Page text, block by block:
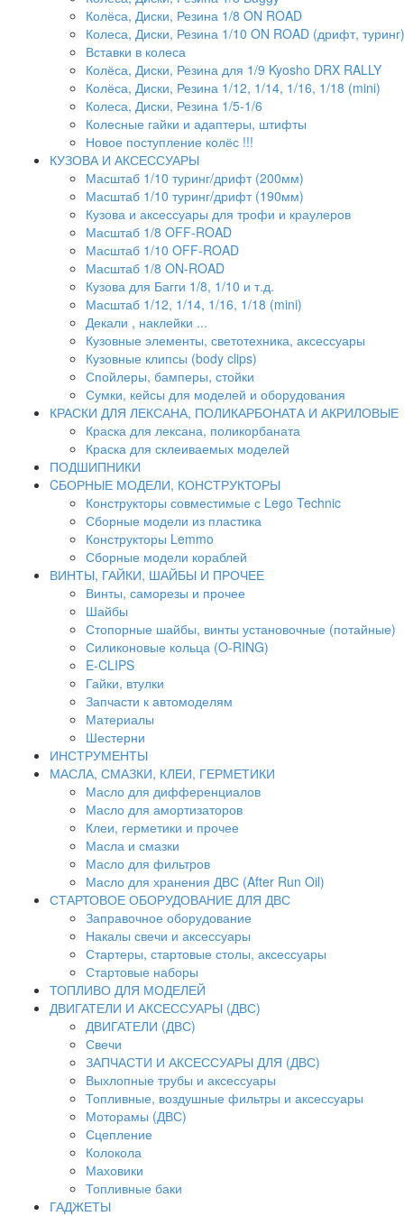
Колёса, Диски, Резина 1/8 ON ROAD
Колеса, Диски, Резина 1/10 ON ROAD (дрифт, туринг)
Вставки в колеса
Колёса, Диски, Резина для 1/9 Kyosho DRX RALLY
Колёса, Диски, Резина 1/12, 1/14, 1/16, 1/18 (mini)
Колеса, Диски, Резина 1/5-1/6
Колесные гайки и адаптеры, штифты
Новое поступление колёс !!!
КУЗОВА И АКСЕССУАРЫ
Масштаб 1/10 туринг/дрифт (200мм)
Масштаб 1/10 туринг/дрифт (190мм)
Кузова и аксессуары для трофи и краулеров
Масштаб 1/8 OFF-ROAD
Масштаб 1/10 OFF-ROAD
Масштаб 1/8 ON-ROAD
Кузова для Багги 1/8, 1/10 и т.д.
Масштаб 1/12, 1/14, 1/16, 1/18 (mini)
Декали , наклейки ...
Кузовные элементы, светотехника, аксессуары
Кузовные клипсы (body clips)
Спойлеры, бамперы, стойки
Сумки, кейсы для моделей и оборудования
КРАСКИ ДЛЯ ЛЕКСАНА, ПОЛИКАРБОНАТА И АКРИЛОВЫЕ
Краска для лексана, поликорбаната
Краска для склеиваемых моделей
ПОДШИПНИКИ
CБОРНЫЕ МОДЕЛИ, КОНСТРУКТОРЫ
Конструкторы совместимые с Lego Technic
Сборные модели из пластика
Конструкторы Lemmo
Сборные модели кораблей
ВИНТЫ, ГАЙКИ, ШАЙБЫ И ПРОЧЕЕ
Винты, саморезы и прочее
Шайбы
Стопорные шайбы, винты установочные (потайные)
Силиконовые кольца (O-RING)
E-CLIPS
Гайки, втулки
Запчасти к автомоделям
Материалы
Шестерни
ИНСТРУМЕНТЫ
МАСЛА, СМАЗКИ, КЛЕИ, ГЕРМЕТИКИ
Масло для дифференциалов
Масло для амортизаторов
Клеи, герметики и прочее
Масла и смазки
Масло для фильтров
Масло для хранения ДВС (After Run Oil)
СТАРТОВОЕ ОБОРУДОВАНИЕ ДЛЯ ДВС
Заправочное оборудование
Накалы свечи и аксессуары
Стартеры, стартовые столы, аксессуары
Стартовые наборы
ТОПЛИВО ДЛЯ МОДЕЛЕЙ
ДВИГАТЕЛИ И АКСЕССУАРЫ (ДВС)
ДВИГАТЕЛИ (ДВС)
Свечи
ЗАПЧАСТИ И АКСЕССУАРЫ ДЛЯ (ДВС)
Выхлопные трубы и аксессуары
Топливные, воздушные фильтры и аксессуары
Моторамы (ДВС)
Сцепление
Колокола
Маховики
Топливные баки
ГАДЖЕТЫ